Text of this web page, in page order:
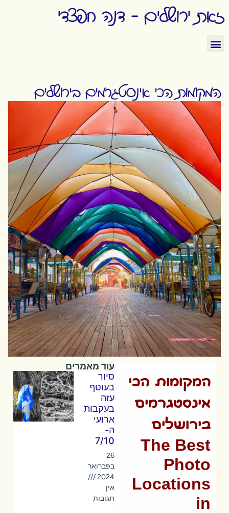
זאת ירושלים - דנה חפצדי
המקומות הכי אינסטגרמים בירושלים
המקומות הכי
אינסטגרמים
בירושלים
The Best
Photo
Locations
in
עוד מאמרים
סיור
בעוטף
עזה
בעקבות
ארועי
ה-
7/10
26
בפברואר
2024
אין
תגובות